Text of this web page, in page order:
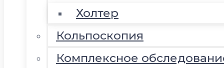
Холтер
Кольпоскопия
Комплексное